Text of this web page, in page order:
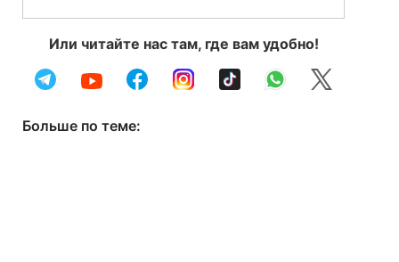
Или читайте нас там, где вам удобно!
Больше по теме: